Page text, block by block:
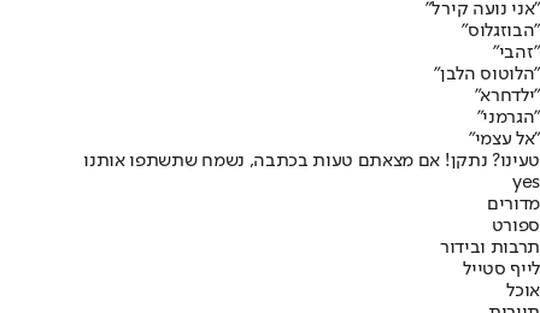
"אני נועה קירל"
"הבוזגלוס"
"זהבי"
"הלוטוס הלבן"
"ילדחרא"
"הגרמני"
"אל עצמי"
טעינו? נתקן! אם מצאתם טעות בכתבה, נשמח שתשתפו אותנו
yes
מדורים
ספורט
תרבות ובידור
לייף סטייל
אוכל